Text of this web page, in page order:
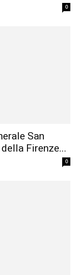
0
San
Firenze...
0